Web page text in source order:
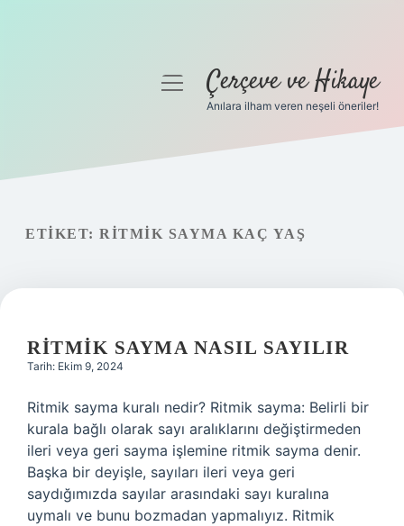
Gizlilik Politikası
menüyüÇerçeve ve Hikaye
Anılara ilham veren neşeli öneriler!
ETIKET: RITMIK SAYMA KAÇ YAŞ
RITMIK SAYMA NASIL SAYILIR
Tarih: Ekim 9, 2024
Ritmik sayma kuralı nedir? Ritmik sayma: Belirli bir
kurala bağlı olarak sayı aralıklarını değiştirmeden
ileri veya geri sayma işlemine ritmik sayma denir.
Başka bir deyişle, sayıları ileri veya geri
saydığımızda sayılar arasındaki sayı kuralına
uymalı ve bunu bozmadan yapmalıyız. Ritmik